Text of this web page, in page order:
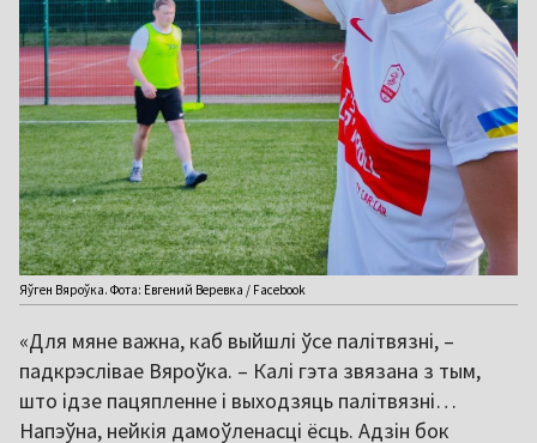
Яўген Вяроўка. Фота: Евгений Веревка / Facebook
«Для мяне важна, каб выйшлі ўсе палітвязні, –
падкрэслівае Вяроўка. – Калі гэта звязана з тым,
што ідзе пацяпленне і выходзяць палітвязні…
Напэўна, нейкія дамоўленасці ёсць. Адзін бок